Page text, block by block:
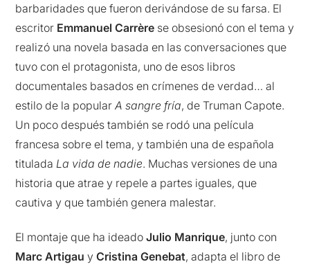
barbaridades que fueron derivándose de su farsa. El
escritor Emmanuel Carrère se obsesionó con el tema y
realizó una novela basada en las conversaciones que
tuvo con el protagonista, uno de esos libros
documentales basados en crímenes de verdad… al
estilo de la popularA sangre fría, de Truman Capote.
Un poco después también se rodó una película
francesa sobre el tema, y también una de española
titulada La vida de nadie. Muchas versiones de una
historia que atrae y repele a partes iguales, que
cautiva y que también genera malestar.
El montaje que ha ideado Julio Manrique, junto con
Marc Artigau yCristina Genebat, adapta el libro de